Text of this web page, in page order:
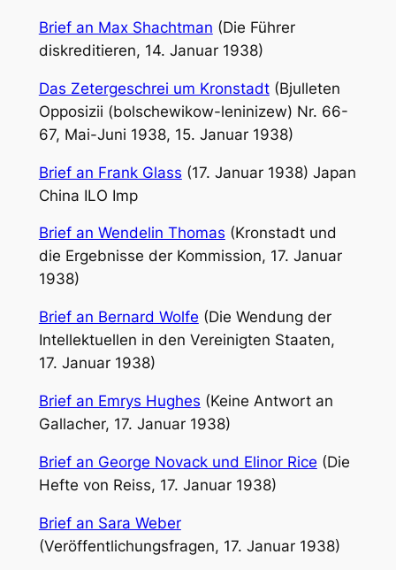
Brief an Max Shachtman (Die Führer
diskreditieren, 14. Januar 1938)
Das Zetergeschrei um Kronstadt(Bjulleten
Opposizii (bolschewikow-leninizew) Nr. 66-
67, Mai-Juni 1938, 15. Januar 1938)
Brief an Frank Glass (17. Januar 1938) Japan
China ILO Imp
Brief an Wendelin Thomas (Kronstadt und
die Ergebnisse der Kommission, 17. Januar
1938)
Brief an Bernard Wolfe (Die Wendung der
Intellektuellen in den Vereinigten Staaten,
17. Januar 1938)
Brief an Emrys Hughes (Keine Antwort an
Gallacher, 17. Januar 1938)
Brief an George Novack und Elinor Rice (Die
Hefte von Reiss, 17. Januar 1938)
Brief an Sara Weber
(Veröffentlichungsfragen, 17. Januar 1938)